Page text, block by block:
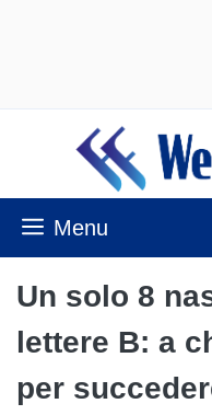
contenuto
Menu
Un solo 8
lettere B: a
per